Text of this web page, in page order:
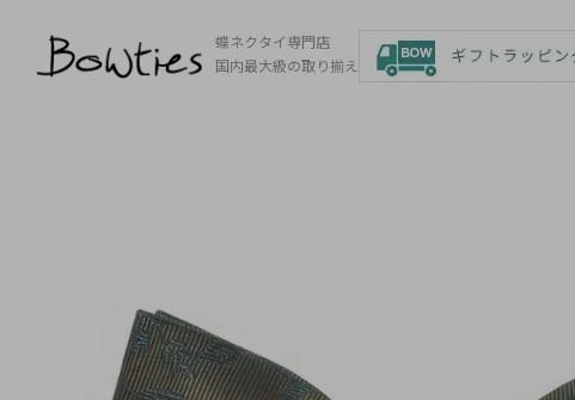
蝶ネクタイ専門店
国内最大級の取り揃え